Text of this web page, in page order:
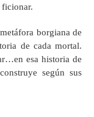
ficionar.
borgiana de
de cada mortal.
esa historia de
según sus